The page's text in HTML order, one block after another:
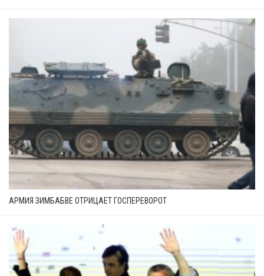
АРМИЯ ЗИМБАБВЕ ОТРИЦАЕТ ГОСПЕРЕВОРОТ